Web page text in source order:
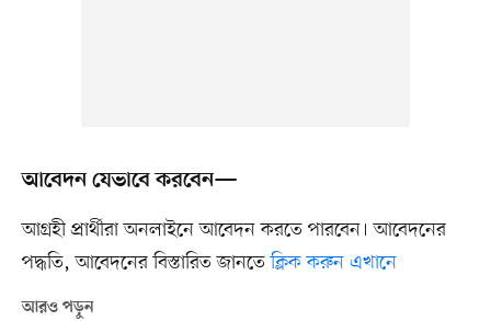
আবেদন যেভাবে করবেন—
আগ্রহী প্রার্থীরা অনলাইনে আবেদন করতে পারবেন। আবেদনের
পদ্ধতি, আবেদনের বিস্তারিত জানতেক্লিক করুন এখানে
আরও পড়ুন